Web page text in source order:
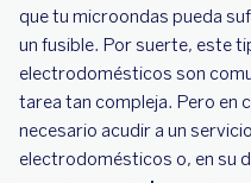
que tu microondas pueda
un fusible. Por suerte, este
electrodomésticos son
tarea tan compleja. Pero en
necesario acudir a un
electrodomésticos o, en su